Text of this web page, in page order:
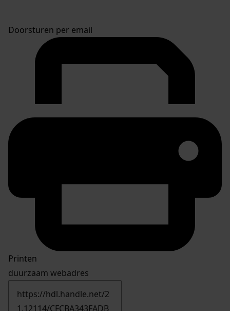
Doorsturen per email
Printen
duurzaam webadres